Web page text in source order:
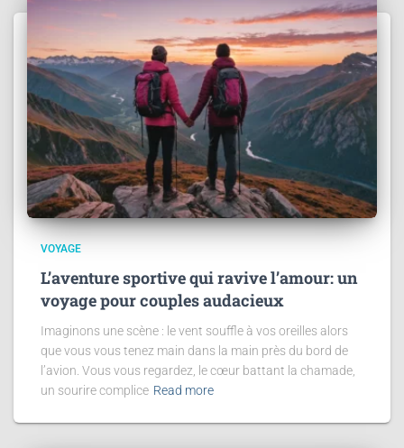
VOYAGE
L’aventure sportive qui ravive l’amour: un
voyage pour couples audacieux
Imaginons une scène : le vent souffle à vos oreilles alors
que vous vous tenez main dans la main près du bord de
l’avion. Vous vous regardez, le cœur battant la chamade,
un sourire complice Read more